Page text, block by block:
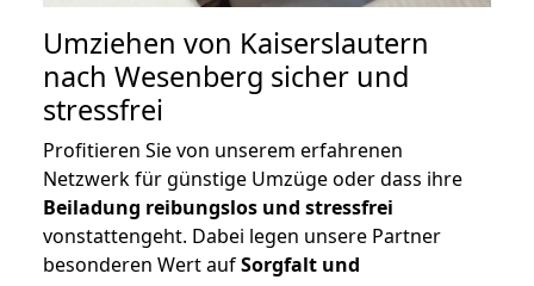
Umziehen von Kaiserslautern
nach Wesenberg sicher und
stressfrei
Profitieren Sie von unserem erfahrenen
Netzwerk für günstige Umzüge oder dass ihre
Beiladung reibungslos und stressfrei
vonstattengeht. Dabei legen unsere Partner
besonderen Wert aufSorgfalt und